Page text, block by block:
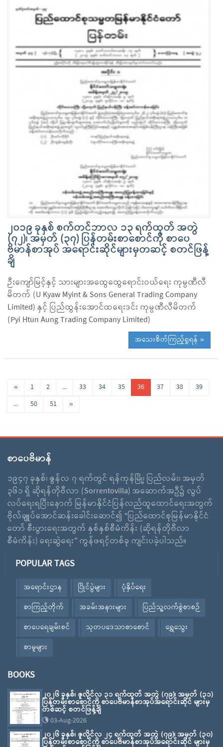
၂၀၁၉ ခုနှစ် စက်တင်ဘာလ ၁၃ ရက်ထုတ် အတွဲ
(၇၂)၊ အမှတ် (၃၇) ပြန်တမ်းစာစောင်ကို စာပေ
ဗိမာန်စာအုပ် အရောင်းဆိုင်များမှတဆင့် စတင်ဖြန့်
ချိ
ဉီးကျော်မြင့်နှင့် သားများအထွေထွေရောင်းဝယ်ရေး ကုမ္ပဏီလီ
မိတက် (U Kyaw Myint & Sons General Trading Company
Limited) နှင့် ပြည်ထွန်းအောင်ထရေးဒင်း ကုမ္ပဏီလီမိတက်
(Pyi Htun Aung Trading Company Limited)
အသေးစိတ်ကြည့်ရှုရန် »
« 1 2 ... 33 34 35 36 37 38
39
...
50 51 »
စာပေဗိမာန်
၁၉၄၇ ခုနှစ်၊ ဇွန်လ ၇ ရက်တွင် ရန်ကုန်မြို့၊ ပြည်လမ်း၊ အမှတ်
၃၆၁ ရှိ ဆိုရန်တိုဗီလာ (Sorrentovilla) အဆောက်အဦ၌ လွပ်
လပ်ရေးရပြီးနောက် မြန်မာနိုင်ငံပြန်လည်ထူထောင်ရေးအတွက်
ဗိုလ်ချူပ်အောင်ဆန်းခေါင်းဆောင်၍ “ပြည်ထောင်စုမြန်မာနိုင်ငံ
တော် စီးပွားရေးအတွက် နှစ်နှစ်စီမံကိန်း (ဆိုရန်တိုဗီလာ
စီမံကိန်း) ရေးဆွဲရေး” ကွန်ဖရင့်တစ်ခု ကျင်းပခဲ့ပါသည်။
POPULAR TAGS
အရောင်းဌာန ပြိုင်ပွဲများ
ပုံနှိပ်ရေး
စာကြည့်တိုက်
အခမ်းအနားများ
ပြည်သူ့လက်စွဲစာစဉ်
စာပေရေချမ်းစင်
သုတပဒေသာစာစောင်
ရွှေသွေး
စာမူများ
BOOKS
၂၀၂၆ ခုနှစ်၊ ဇူလိုင်လ ၃၁ ရက်ထုတ် အတွဲ (၇၉)၊ အမှတ် (၃၁)
ပြန်တမ်းစာစောင်ကို စာပေဗိမာန်စာအုပ်အရောင်းဆိုင် များမှ
တစ်ဆင့် စတင်ဖြန့်ချိ
03-Aug-2026
၂၀၂၆ ခုနှစ်၊ ဇူလိုင်လ ၂၄ ရက်ထုတ် အတွဲ (၇၉)၊ အမှတ် (၃၀)
ပြန်တမ်းစာစောင်ကို စာပေဗိမာန်စာအုပ်အရောင်းဆိုင် များမှ